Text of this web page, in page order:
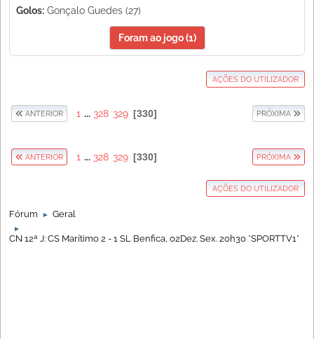
Golos: Gonçalo Guedes (27)
Foram ao jogo (1)
AÇÕES DO UTILIZADOR
ANTERIOR 1 ... 328 329 330 PRÓXIMA
ANTERIOR 1 ... 328 329 330 PRÓXIMA
AÇÕES DO UTILIZADOR
Fórum ► Geral
►
CN 12ª J: CS Marítimo 2 - 1 SL Benfica, 02Dez. Sex. 20h30 *SPORTTV1*